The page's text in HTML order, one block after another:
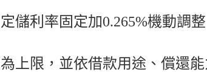
儲利率固定加0.265%機動調
上限，並依借款用途、償還